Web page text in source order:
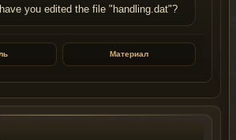
you edited the file "handling.dat"?
Материал